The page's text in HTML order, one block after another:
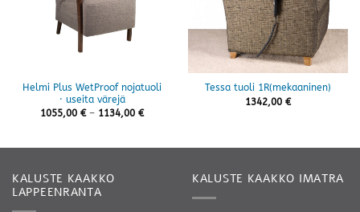
Helmi Plus WetProof nojatuoli
· useita värejä
1055,00 € – 1134,00 €Hintaluokka:
Tessa tuoli 1R(mekaaninen)
1342,00 €
KALUSTE KAAKKO
LAPPEENRANTA
KALUSTE KAAKKO IMATRA